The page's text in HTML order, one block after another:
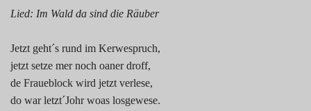
Lied: Im Wald da sind die Räuber
Jetzt geht´s rund im Kerwespruch,
jetzt setze mer noch oaner droff,
de Fraueblock wird jetzt verlese,
do war letzt´Johr woas losgewese.